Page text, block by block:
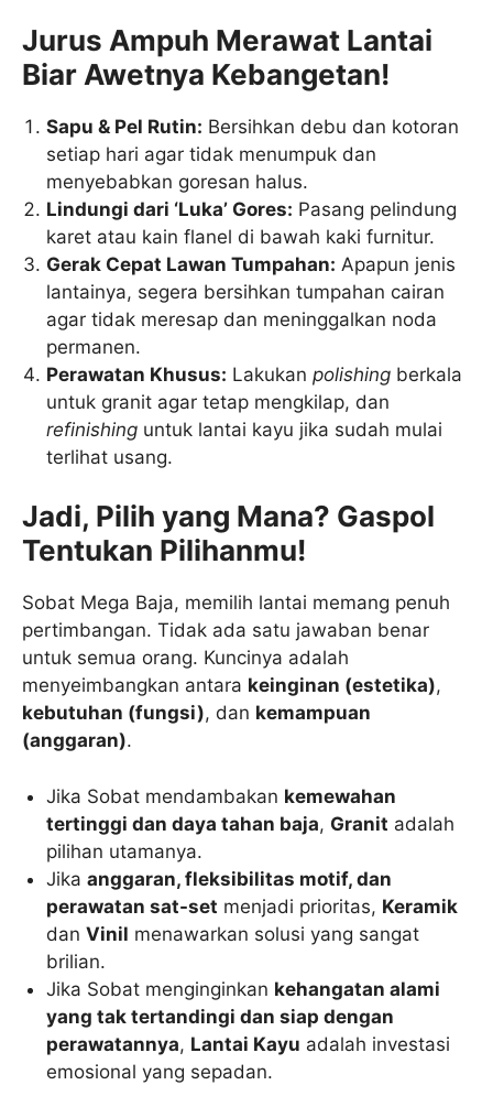
Jurus Ampuh Merawat Lantai
Biar Awetnya Kebangetan!
Sapu & Pel Rutin: Bersihkan debu dan kotoran
setiap hari agar tidak menumpuk dan
menyebabkan goresan halus.
Lindungi dari ‘Luka’ Gores: Pasang pelindung
karet atau kain flanel di bawah kaki furnitur.
Gerak Cepat Lawan Tumpahan: Apapun jenis
lantainya, segera bersihkan tumpahan cairan
agar tidak meresap dan meninggalkan noda
permanen.
Perawatan Khusus: Lakukanpolishing berkala
untuk granit agar tetap mengkilap, dan
refinishing untuk lantai kayu jika sudah mulai
terlihat usang.
Jadi, Pilih yang Mana? Gaspol
Tentukan Pilihanmu!
Sobat Mega Baja, memilih lantai memang penuh
pertimbangan. Tidak ada satu jawaban benar
untuk semua orang. Kuncinya adalah
menyeimbangkan antara keinginan (estetika),
kebutuhan (fungsi), dan kemampuan
(anggaran).
Jika Sobat mendambakan kemewahan
tertinggi dan daya tahan baja, Granit adalah
pilihan utamanya.
Jikaanggaran, fleksibilitas motif, dan
perawatan sat-set menjadi prioritas, Keramik
danVinil menawarkan solusi yang sangat
brilian.
Jika Sobat menginginkan kehangatan alami
yang tak tertandingi dan siap dengan
perawatannya, Lantai Kayu adalah investasi
emosional yang sepadan.